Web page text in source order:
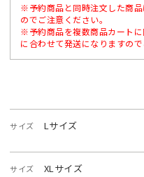
※予約商品と同時注文した商
のでご注意ください。
※予約商品を複数商品カート
に合わせて発送になりますので
サイズ Lサイズ
サイズ XLサイズ